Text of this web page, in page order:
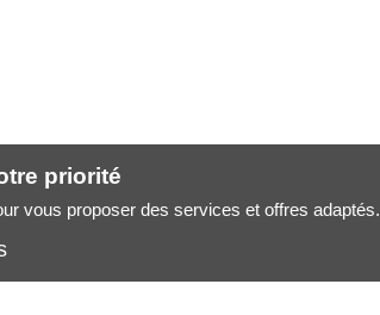
priorité
vous proposer des services et offres adaptés.